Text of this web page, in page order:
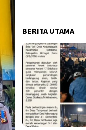
BERITA UTAMA